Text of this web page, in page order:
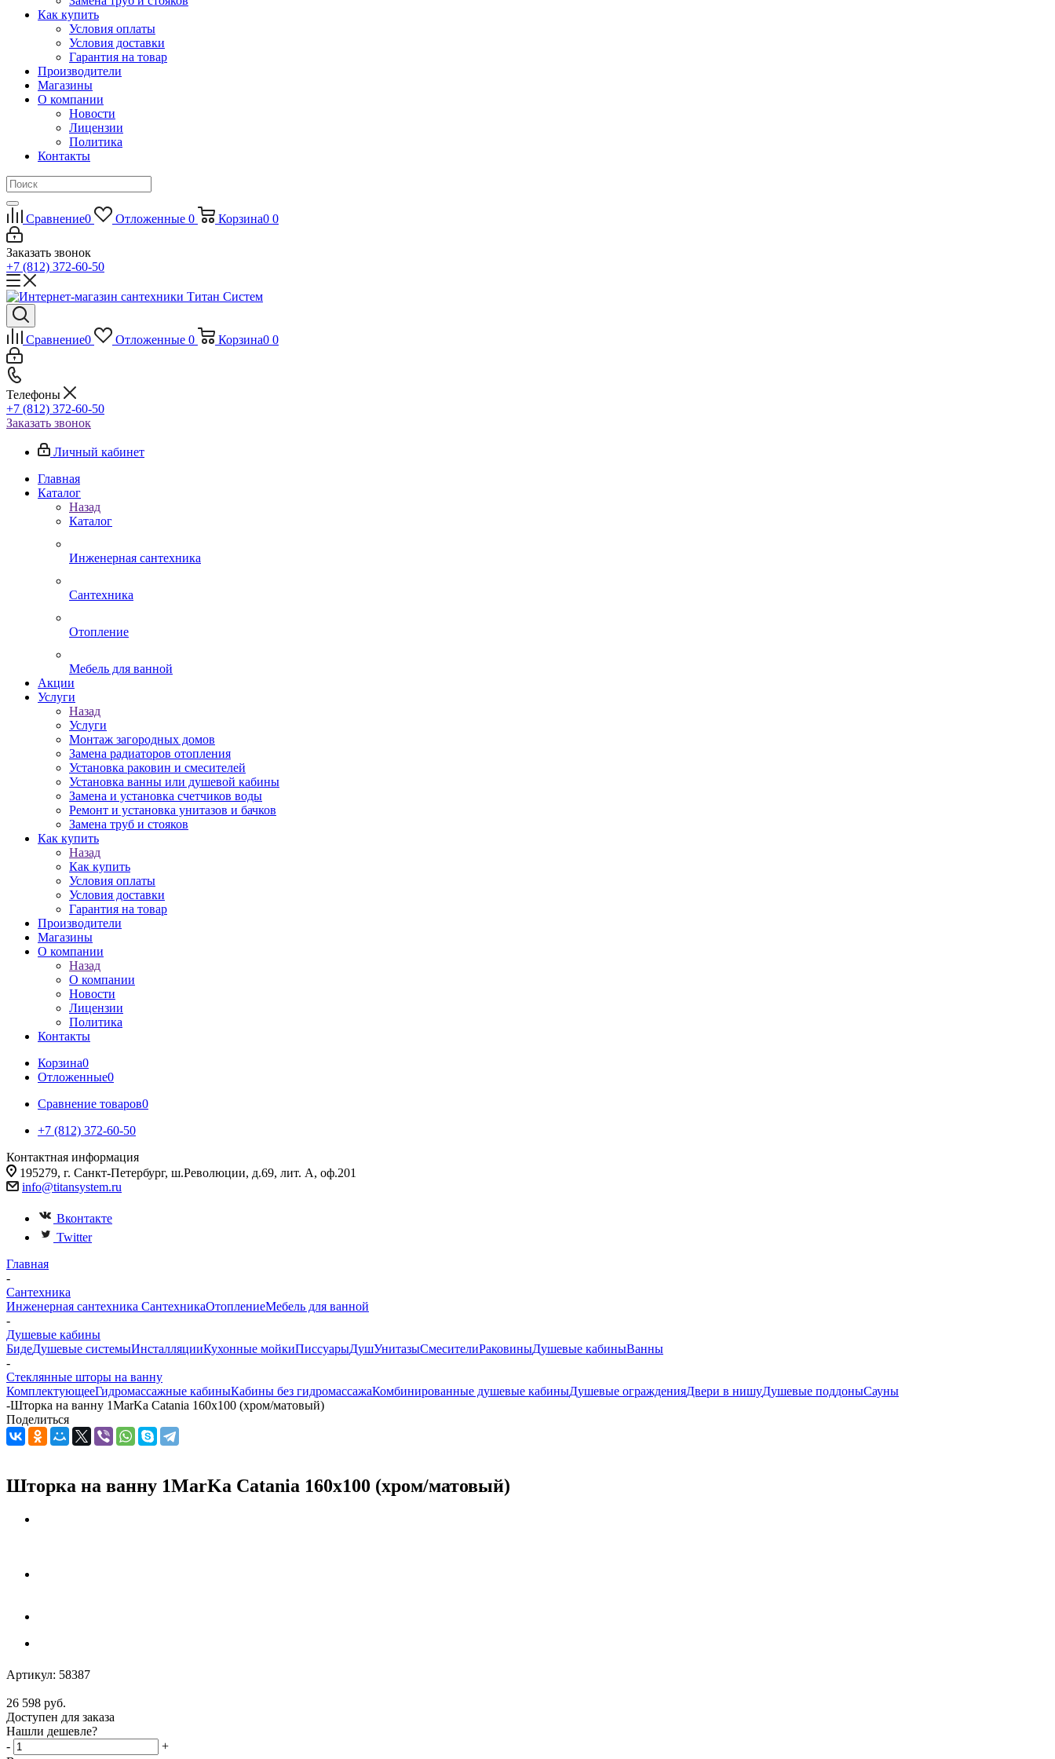
Как купить
Условия оплаты
Условия доставки
Гарантия на товар
Производители
Магазины
О компании
Новости
Лицензии
Политика
Контакты
Сравнение0 Отложенные 0 Корзина0 0
Заказать звонок
+7 (812) 372-60-50
Сравнение0 Отложенные 0 Корзина0 0
Телефоны
+7 (812) 372-60-50
Заказать звонок
Личный кабинет
Главная
Каталог
Назад
Каталог
Инженерная сантехника
Сантехника
Отопление
Мебель для ванной
Акции
Услуги
Назад
Услуги
Монтаж загородных домов
Замена радиаторов отопления
Установка раковин и смесителей
Установка ванны или душевой кабины
Замена и установка счетчиков воды
Ремонт и установка унитазов и бачков
Замена труб и стояков
Как купить
Назад
Как купить
Условия оплаты
Условия доставки
Гарантия на товар
Производители
Магазины
О компании
Назад
О компании
Новости
Лицензии
Политика
Контакты
Корзина0
Отложенные0
Сравнение товаров0
+7 (812) 372-60-50
Контактная информация
195279, г. Санкт-Петербург, ш.Революции, д.69, лит. А, оф.201
info@titansystem.ru
Вконтакте
Twitter
Главная
-
Сантехника
Инженерная сантехника СантехникаОтоплениеМебель для ванной
-
Душевые кабины
БидеДушевые системыИнсталляцииКухонные мойкиПиссуарыДушУнитазыСмесителиРаковиныДушевые кабиныВанны
-
Стеклянные шторы на ванну
КомплектующееГидромассажные кабиныКабины без гидромассажаКомбинированные душевые кабиныДушевые огражденияДвери в нишуДушевые поддоныСауны
-Шторка на ванну 1MarKa Catania 160х100 (хром/матовый)
Поделиться
Шторка на ванну 1MarKa Catania 160х100 (хром/матовый)
Артикул: 58387
26 598 руб.
Доступен для заказа
Нашли дешевле?
-
+